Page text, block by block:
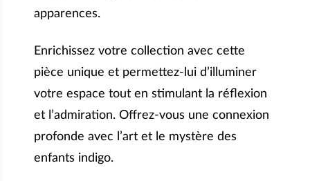
apparences.
Enrichissez votre collection avec cette
pièce unique et permettez-lui d’illuminer
votre espace tout en stimulant la réflexion
et l’admiration. Offrez-vous une connexion
profonde avec l’art et le mystère des
enfants indigo.